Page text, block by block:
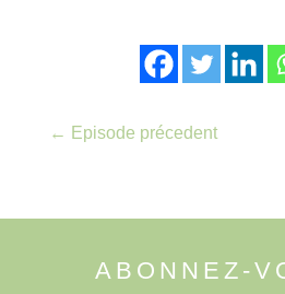
← Episode précedent
ABONNEZ-